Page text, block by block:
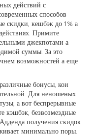
действий с
способов
скидки, кешбэк до 1% а
Примите
джекпотами а
суммы. За это
возможностей а еще
бонусы, кои
Для неношеных
а вот беспрерывные
кэшбэк, безвозмездные
получения скидок
минимально поры.